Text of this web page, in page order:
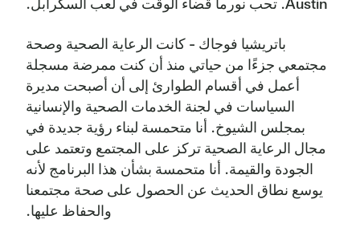
باتريشيا فوجاك - كانت الرعاية الصحية وصحة
مجتمعي جزءًا من حياتي منذ أن كنت ممرضة مسجلة
أعمل في أقسام الطوارئ إلى أن أصبحت مديرة
السياسات في لجنة الخدمات الصحية والإنسانية
بمجلس الشيوخ. أنا متحمسة لبناء رؤية جديدة في
مجال الرعاية الصحية تركز على المجتمع وتعتمد على
الجودة والقيمة. أنا متحمسة بشأن هذا البرنامج لأنه
يوسع نطاق الحديث عن الحصول على صحة مجتمعنا
والحفاظ عليها.